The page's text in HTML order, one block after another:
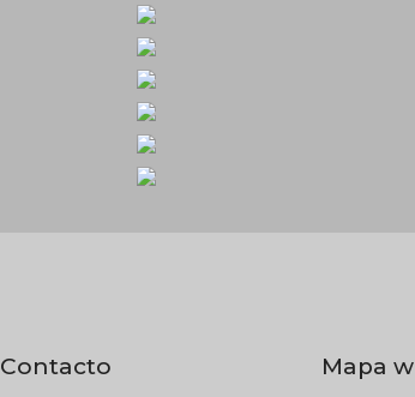
Contacto Mapa